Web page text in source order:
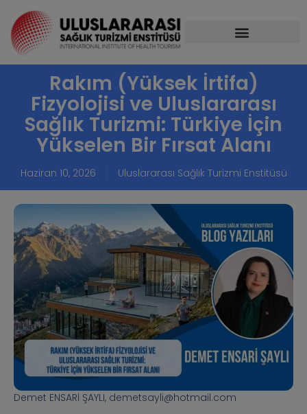
Rakım (Yüksek İrtifa)
Fizyolojisi ve Uluslararası
Sağlık Turizmi: Türkiye İçin
Yükselen Bir Fırsat Alanı
Haziran 10, 2026 Uluslararası Sağlık Turizmi Enstitüsü
Demet ENSARİ ŞAYLI, demetsayli@hotmail.com